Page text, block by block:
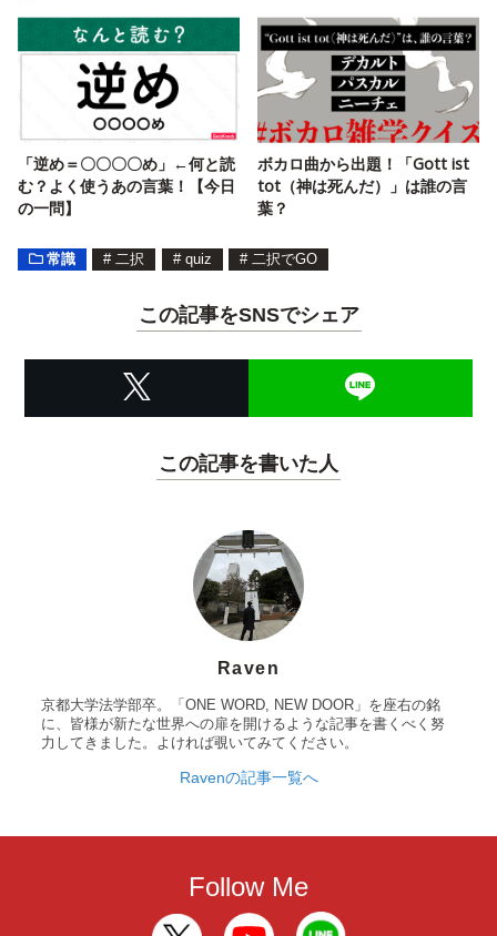
「逆め＝〇〇〇〇め」←何と読
む？よく使うあの言葉！【今日
の一問】
ボカロ曲から出題！「Gott ist
tot（神は死んだ）」は誰の言
葉？
常識 # 二択 # quiz # 二択でGO
この記事をSNSでシェア
この記事を書いた人
Raven
京都大学法学部卒。「ONE WORD, NEW DOOR」を座右の銘
に、皆様が新たな世界への扉を開けるような記事を書くべく努
力してきました。よければ覗いてみてください。
Ravenの記事一覧へ
Follow Me